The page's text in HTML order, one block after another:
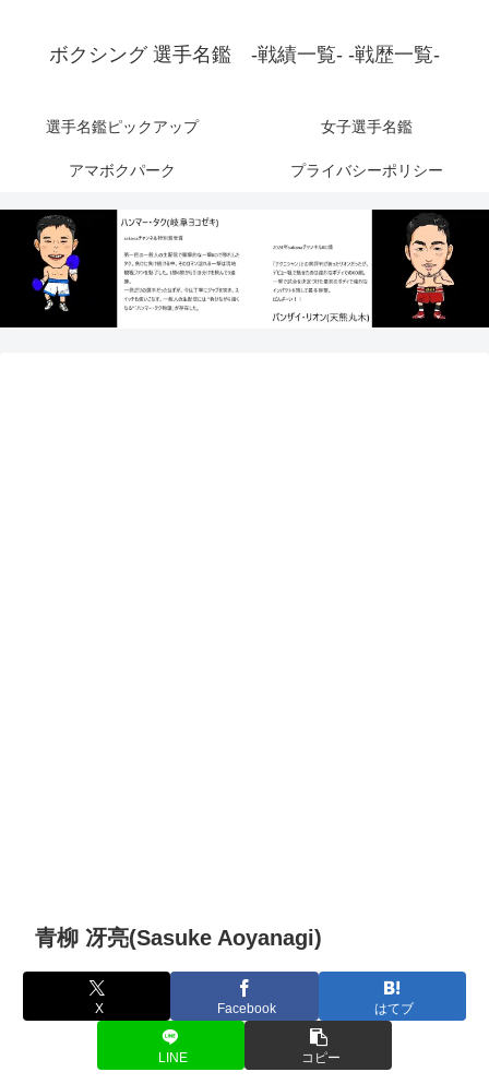
ボクシング 選手名鑑 -戦績一覧- -戦歴一覧-
選手名鑑ピックアップ 女子選手名鑑
アマボクパーク プライバシーポリシー
青柳 冴亮(Sasuke Aoyanagi)
X Facebook はてブ
LINE コピー